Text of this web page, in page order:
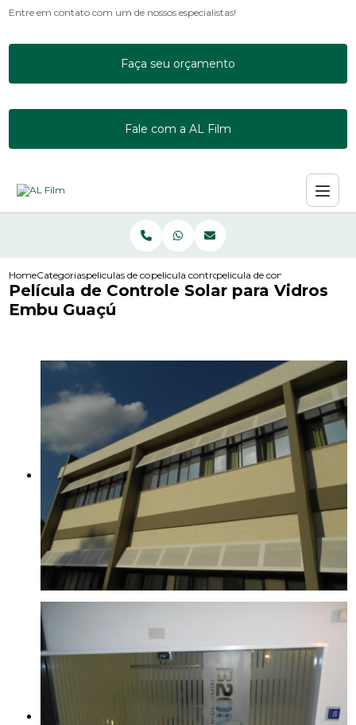
Entre em contato com um de nossos especialistas!
Faça seu orçamento
Fale com a AL Film
HomeCategoriaspeliculas de controle solarpelicula controle solar incolor
pelicula de controle solar
Película de Controle Solar para Vidros
Embu Guaçú